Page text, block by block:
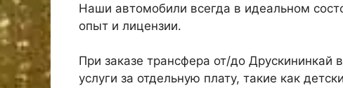
Наши автомобили всегда в идеальном
опыт и лицензии.
При заказе трансфера от/до
услуги за отдельную плату, такие как